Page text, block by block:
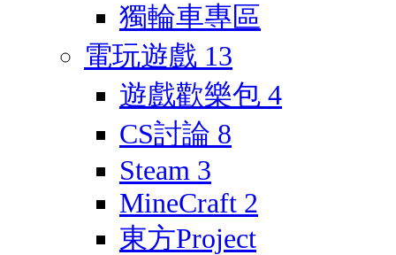
獨輪車專區
電玩遊戲 13
遊戲歡樂包 4
CS討論 8
Steam 3
MineCraft 2
東方Project